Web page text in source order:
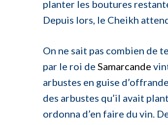
planter les boutures
Depuis lors, le Cheikh
On ne sait pas combien de
par le roi de Samarcande
arbustes en guise
des arbustes qu’il avait
ordonna d’en faire du vin.